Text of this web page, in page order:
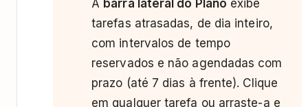
A barra lateral do Plano exibe
tarefas atrasadas, de dia inteiro,
com intervalos de tempo
reservados e não agendadas com
prazo (até 7 dias à frente). Clique
em qualquer tarefa ou arraste-a e